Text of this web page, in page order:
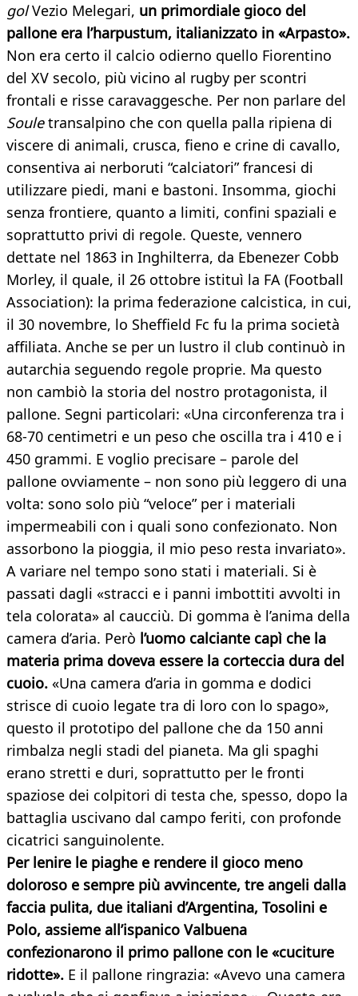
golVezio Melegari, un primordiale gioco del
pallone era l’harpustum, italianizzato in «Arpasto».
Non era certo il calcio odierno quello Fiorentino
del XV secolo, più vicino al rugby per scontri
frontali e risse caravaggesche. Per non parlare del
Souletransalpino che con quella palla ripiena di
viscere di animali, crusca, fieno e crine di cavallo,
consentiva ai nerboruti “calciatori” francesi di
utilizzare piedi, mani e bastoni. Insomma, giochi
senza frontiere, quanto a limiti, confini spaziali e
soprattutto privi di regole. Queste, vennero
dettate nel 1863 in Inghilterra, da Ebenezer Cobb
Morley, il quale, il 26 ottobre istituì la FA (Football
Association): la prima federazione calcistica, in cui,
il 30 novembre, lo Sheffield Fc fu la prima società
affiliata. Anche se per un lustro il club continuò in
autarchia seguendo regole proprie. Ma questo
non cambiò la storia del nostro protagonista, il
pallone. Segni particolari: «Una circonferenza tra i
68-70 centimetri e un peso che oscilla tra i 410 e i
450 grammi. E voglio precisare – parole del
pallone ovviamente – non sono più leggero di una
volta: sono solo più “veloce” per i materiali
impermeabili con i quali sono confezionato. Non
assorbono la pioggia, il mio peso resta invariato».
A variare nel tempo sono stati i materiali. Si è
passati dagli «stracci e i panni imbottiti avvolti in
tela colorata» al caucciù. Di gomma è l’anima della
camera d’aria. Però l’uomo calciante capì che la
materia prima doveva essere la corteccia dura del
cuoio. «Una camera d’aria in gomma e dodici
strisce di cuoio legate tra di loro con lo spago»,
questo il prototipo del pallone che da 150 anni
rimbalza negli stadi del pianeta. Ma gli spaghi
erano stretti e duri, soprattutto per le fronti
spaziose dei colpitori di testa che, spesso, dopo la
battaglia uscivano dal campo feriti, con profonde
cicatrici sanguinolente.
Per lenire le piaghe e rendere il gioco meno
doloroso e sempre più avvincente, tre angeli dalla
faccia pulita, due italiani d’Argentina, Tosolini e
Polo, assieme all’ispanico Valbuena
confezionarono il primo pallone con le «cuciture
ridotte». E il pallone ringrazia: «Avevo una camera